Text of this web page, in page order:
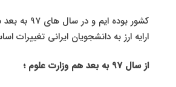
کشور بوده
ارایه ارز به دانشجویان ایرانی تغییرات
از سال 97 به بعد هم وزارت علوم ؛